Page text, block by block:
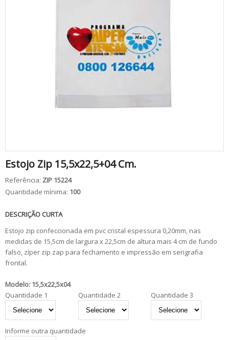
Estojo Zip 15,5x22,5+04 Cm.
Referência: ZIP 15224
Quantidade mínima: 100
DESCRIÇÃO CURTA
Estojo zip confeccionada em pvc cristal espessura 0,20mm, nas
medidas de 15,5cm de largura x 22,5cm de altura mais 4 cm de fundo
falso, zíper zip zap para fechamento e impressão em serigrafia
frontal.
Modelo: 15,5x22,5x04
Quantidade 1
Quantidade 2 Quantidade 3
Informe outra quantidade